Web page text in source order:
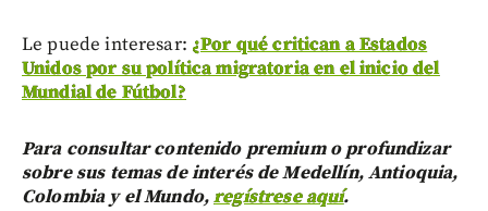
Le puede interesar: ¿Por qué critican a Estados
Unidos por su política migratoria en el inicio del
Mundial de Fútbol?
Para consultar contenido premium o profundizar
sobre sus temas de interés de Medellín, Antioquia,
Colombia y el Mundo,regístrese aquí.